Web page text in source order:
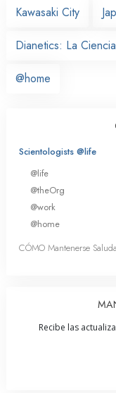
Kawasaki City
Dianetics: La
@home
Scientologists @life
@life
@theOrg
@work
@home
CÓMO Mantenerse
Recibe las